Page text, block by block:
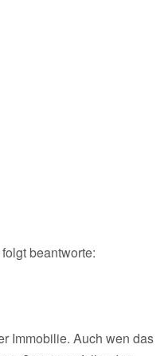
beantworte:
Immobilie. Auch wen das